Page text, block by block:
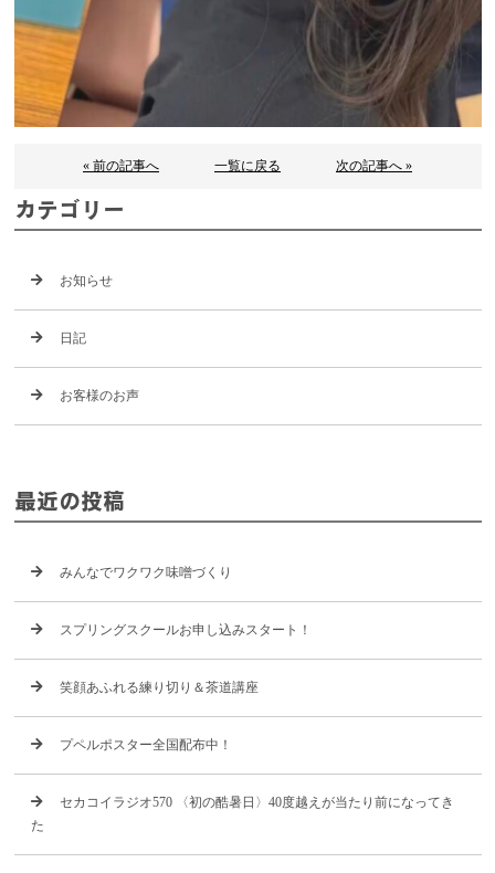
« 前の記事へ 一覧に戻る 次の記事へ »
カテゴリー
お知らせ
日記
お客様のお声
最近の投稿
みんなでワクワク味噌づくり
スプリングスクールお申し込みスタート！
笑顔あふれる練り切り＆茶道講座
プペルポスター全国配布中！
セカコイラジオ570 〈初の酷暑日〉40度越えが当たり前になってき
た